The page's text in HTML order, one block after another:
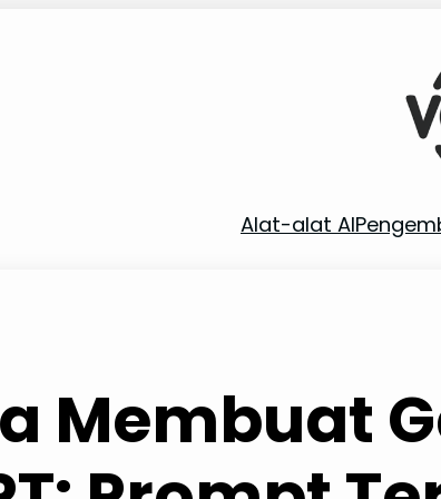
Alat-alat AI
Membuat